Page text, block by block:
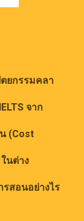
ยกรรมคลา
จาก
(Cost
นต่าง
รสอนอย่างไร